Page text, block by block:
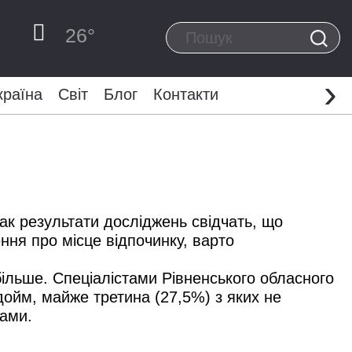
26°
Світ Блог Контакти ›
результати досліджень свідчать, що
про місце відпочинку, варто
Спеціалістами Рівненського обласного
майже третина (27,5%) з яких не